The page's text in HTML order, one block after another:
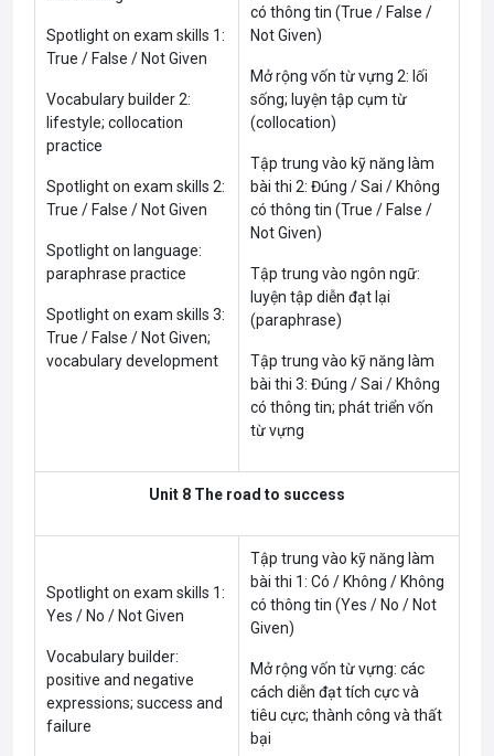
Spotlight on exam skills 1:
True / False / Not Given
Vocabulary builder 2:
lifestyle; collocation
practice
Spotlight on exam skills 2:
True / False / Not Given
Spotlight on language:
paraphrase practice
Spotlight on exam skills 3:
True / False / Not Given;
vocabulary development
có thông tin (True / False /
Not Given)
Mở rộng vốn từ vựng 2: lối
sống; luyện tập cụm từ
(collocation)
Tập trung vào kỹ năng làm
bài thi 2: Đúng / Sai / Không
có thông tin (True / False /
Not Given)
Tập trung vào ngôn ngữ:
luyện tập diễn đạt lại
(paraphrase)
Tập trung vào kỹ năng làm
bài thi 3: Đúng / Sai / Không
có thông tin; phát triển vốn
từ vựng
Unit 8 The road to success
Spotlight on exam skills 1:
Yes / No / Not Given
Vocabulary builder:
positive and negative
expressions; success and
failure
Tập trung vào kỹ năng làm
bài thi 1: Có / Không / Không
có thông tin (Yes / No / Not
Given)
Mở rộng vốn từ vựng: các
cách diễn đạt tích cực và
tiêu cực; thành công và thất
bại